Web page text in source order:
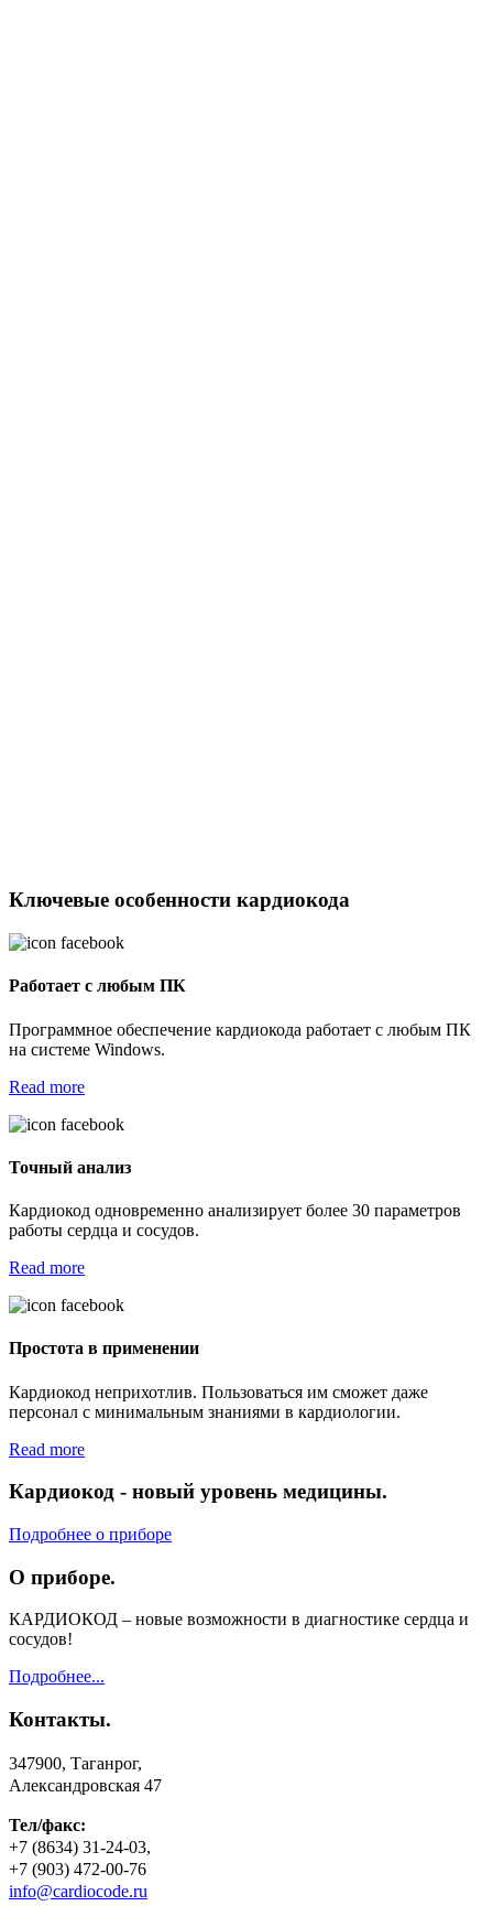
Ключевые особенности кардиокода
Работает с любым ПК
Программное обеспечение кардиокода работает с любым ПК
на системе Windows.
Read more
Точный анализ
Кардиокод одновременно анализирует более 30 параметров
работы сердца и сосудов.
Read more
Простота в применении
Кардиокод неприхотлив. Пользоваться им сможет даже
персонал с минимальным знаниями в кардиологии.
Read more
Кардиокод - новый уровень медицины.
Подробнее о приборе
О приборе.
КАРДИОКОД – новые возможности в диагностике сердца и
сосудов!
Подробнее...
Контакты.
347900, Таганрог,
Александровская 47
Тел/факс:
+7 (8634) 31-24-03,
+7 (903) 472-00-76
info@cardiocode.ru